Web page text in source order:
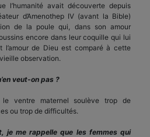
l’humanité avait découverte depuis
d’Amenothep IV (avant la Bible)
de la poule qui, dans son amour
encore dans leur coquille qui lui
l’amour de Dieu est comparé à cette
observation.
veut-on pas ?
ventre maternel soulève trop de
ou trop de difficultés.
je me rappelle que les femmes qui